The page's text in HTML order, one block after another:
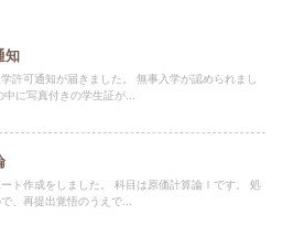
知
許可通知が届きました。 無事入学が認められまし
中に写真付きの学生証が...
ト作成をしました。 科目は原価計算論Ⅰです。 処
、再提出覚悟のうえで...